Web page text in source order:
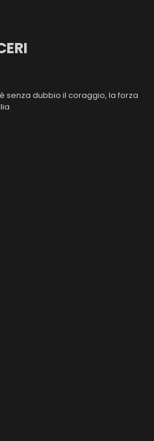
senza dubbio il coraggio, la forza